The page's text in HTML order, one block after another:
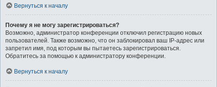
Вернуться к началу
Почему я не могу зарегистрироваться?
Возможно, администратор конференции отключил регистрацию новых
пользователей. Также возможно, что он заблокировал ваш IP-адрес или
запретил имя, под которым вы пытаетесь зарегистрироваться.
Обратитесь за помощью к администратору конференции.
Вернуться к началу